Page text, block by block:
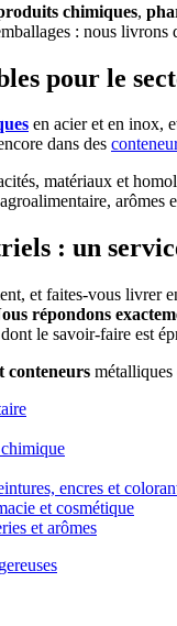
chimiques,
: nous
pour le
en acier et en inox,
dans des
matériaux et
arômes
: un
et faites-vous livrer
répondons
le savoir-faire est
conteneurs métalliques
encres et
et cosmétique
et arômes